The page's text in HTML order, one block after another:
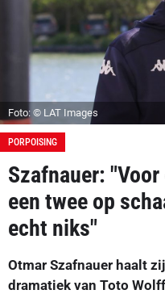
Foto: © LAT Images
PORPOISING
Szafnauer:
een twee op
echt niks"
Otmar Szafnauer haalt
dramatiek van Toto